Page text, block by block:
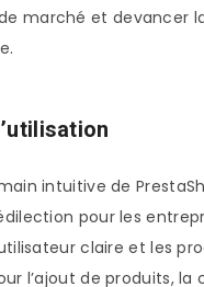
marché et devancer
intuitive de
pour les
claire et les
l’ajout de produits, la